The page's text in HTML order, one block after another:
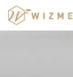
Skip to menu